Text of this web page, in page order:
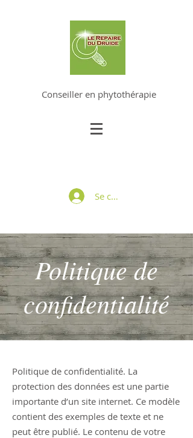
Conseiller en phytothérapie
Se connecter
Politique de
confidentialité
Politique de confidentialité. La
protection des données est une partie
importante d’un site internet. Ce modèle
contient des exemples de texte et ne
peut être publié. Le contenu de votre